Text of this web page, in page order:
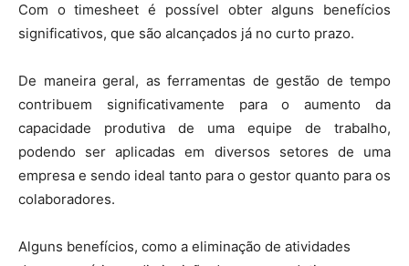
Com o timesheet é possível obter alguns benefícios
significativos, que são alcançados já no curto prazo.
De maneira geral, as ferramentas de gestão de tempo
contribuem significativamente para o aumento da
capacidade produtiva de uma equipe de trabalho,
podendo ser aplicadas em diversos setores de uma
empresa e sendo ideal tanto para o gestor quanto para os
colaboradores.
Alguns benefícios, como a eliminação de atividades